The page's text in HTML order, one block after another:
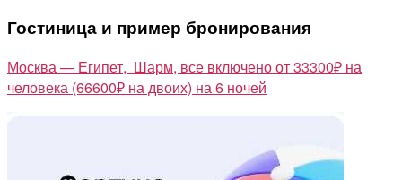
Гостиница и пример бронирования
Москва — Египет, Шарм, все включено от 33300₽ на
человека (66600₽ на двоих) на 6 ночей